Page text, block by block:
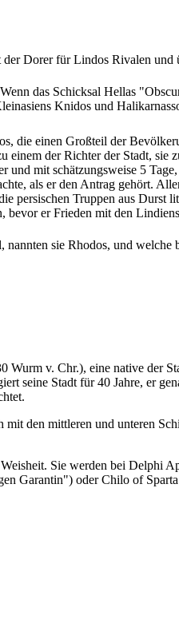
der Dorer für Lindos Rivalen und
das Schicksal Hellas
Knidos und
die einen Großteil der
einem der Richter der Stadt, sie
mit schätzungsweise 5
als er den Antrag gehört.
persischen Truppen aus Durst
er Frieden mit den
nannten sie Rhodos, und welche
Wurm v. Chr.), eine native der
seine Stadt für 40 Jahre, er
den mittleren und unteren
Sie werden bei Delphi
Garantin") oder Chilo of